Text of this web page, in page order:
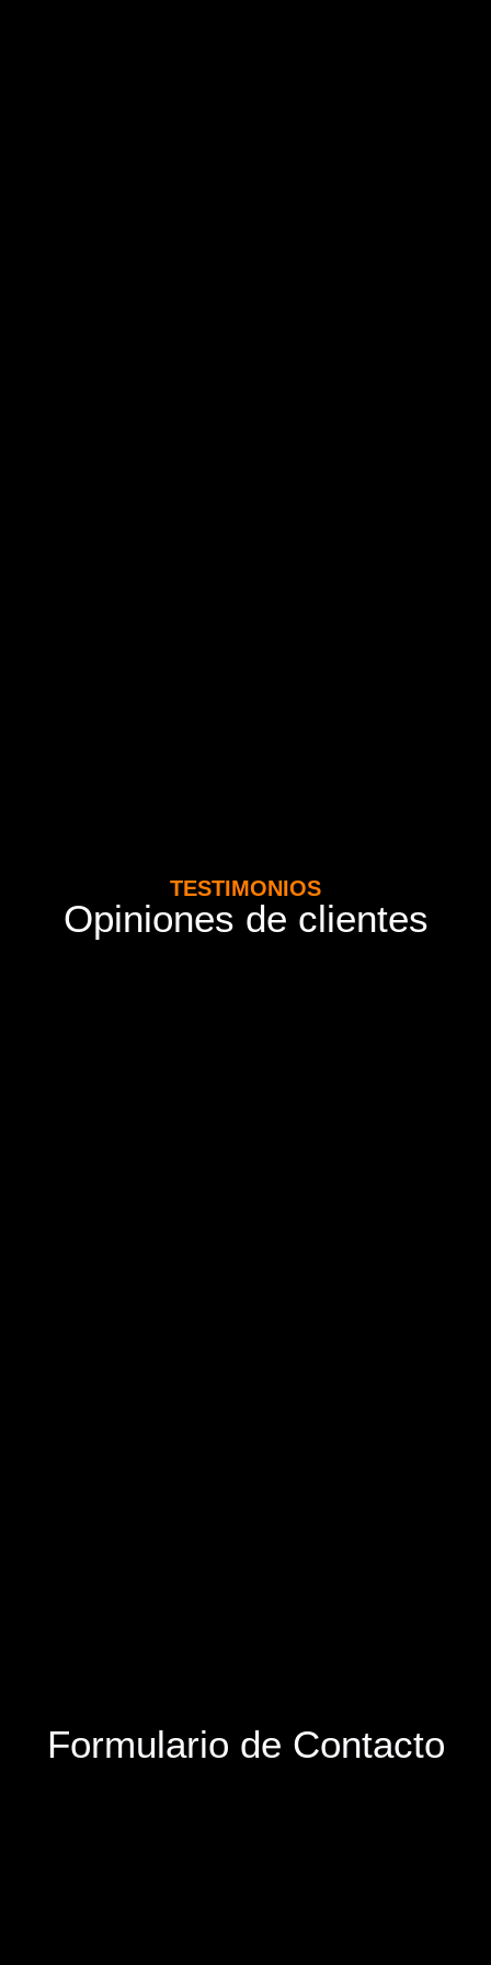
TESTIMONIOS
Opiniones de clientes
Formulario de Contacto